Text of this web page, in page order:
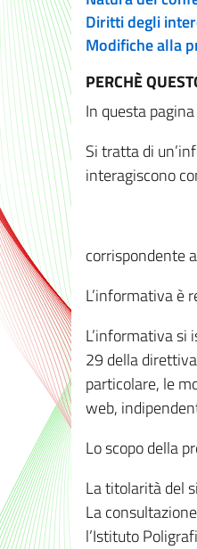
Diritti degli
Modifiche alla
PERCHÈ
In questa
Si tratta di
interagiscono
corrispondente
L’informativa è
L’informativa si
29 della
particolare, le
web,
Lo scopo della
La titolarità del
La
l’Istituto